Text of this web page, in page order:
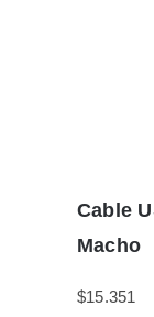
Cable
Macho
$15.351